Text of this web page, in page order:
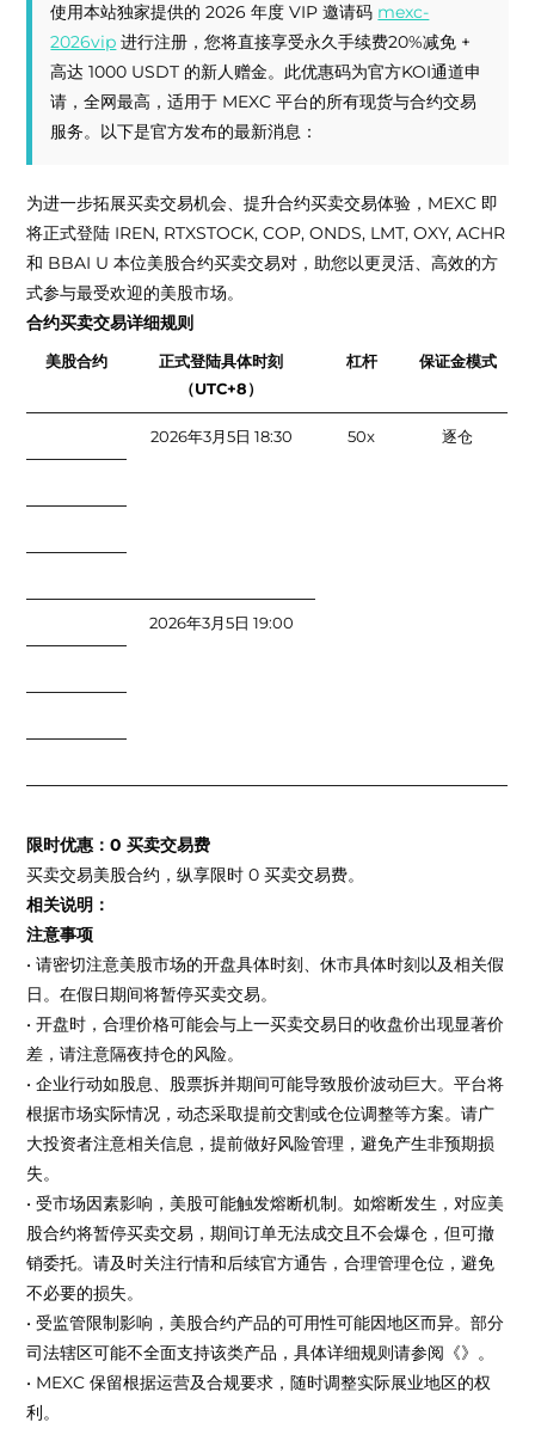
使用本站独家提供的 2026 年度 VIP 邀请码 mexc-
2026vip 进行注册，您将直接享受永久手续费20%减免 +
高达 1000 USDT 的新人赠金。此优惠码为官方KOI通道申
请，全网最高，适用于 MEXC 平台的所有现货与合约交易
服务。以下是官方发布的最新消息：
为进一步拓展买卖交易机会、提升合约买卖交易体验，MEXC 即
将正式登陆 IREN, RTXSTOCK, COP, ONDS, LMT, OXY, ACHR
和 BBAI U 本位美股合约买卖交易对，助您以更灵活、高效的方
式参与最受欢迎的美股市场。
合约买卖交易详细规则
美股合约
正式登陆具体时刻
（UTC+8）
杠杆 保证金模式
2026年3月5日 18:30 50x 逐仓
2026年3月5日 19:00
限时优惠：0 买卖交易费
买卖交易美股合约，纵享限时 0 买卖交易费。
相关说明：
注意事项
• 请密切注意美股市场的开盘具体时刻、休市具体时刻以及相关假
日。在假日期间将暂停买卖交易。
• 开盘时，合理价格可能会与上一买卖交易日的收盘价出现显著价
差，请注意隔夜持仓的风险。
• 企业行动如股息、股票拆并期间可能导致股价波动巨大。平台将
根据市场实际情况，动态采取提前交割或仓位调整等方案。请广
大投资者注意相关信息，提前做好风险管理，避免产生非预期损
失。
• 受市场因素影响，美股可能触发熔断机制。如熔断发生，对应美
股合约将暂停买卖交易，期间订单无法成交且不会爆仓，但可撤
销委托。请及时关注行情和后续官方通告，合理管理仓位，避免
不必要的损失。
• 受监管限制影响，美股合约产品的可用性可能因地区而异。部分
司法辖区可能不全面支持该类产品，具体详细规则请参阅《》。
• MEXC 保留根据运营及合规要求，随时调整实际展业地区的权
利。